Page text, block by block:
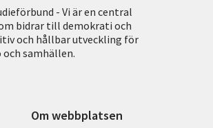
- Vi är en central
bidrar till demokrati och
och hållbar utveckling för
samhällen.
Om webbplatsen